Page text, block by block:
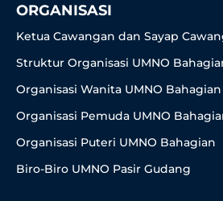
ORGANISASI
Ketua Cawangan dan Sayap
Struktur Organisasi UMNO
Organisasi Wanita UMNO Bahagian
Organisasi Pemuda UMNO
Organisasi Puteri UMNO Bahagian
Biro-Biro UMNO Pasir Gudang